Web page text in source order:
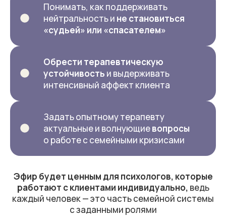
Понимать, как поддерживать
нейтральность и не становиться
«судьей» или «спасателем»
Обрести терапевтическую
устойчивость и выдерживать
интенсивный аффект клиента
Задать опытному терапевту
актуальные и волнующиевопросы
о работе с семейными кризисами
Эфир будет ценным для психологов, которые
работают с клиентами индивидуально, ведь
каждый человек — это часть семейной системы
с заданными ролями